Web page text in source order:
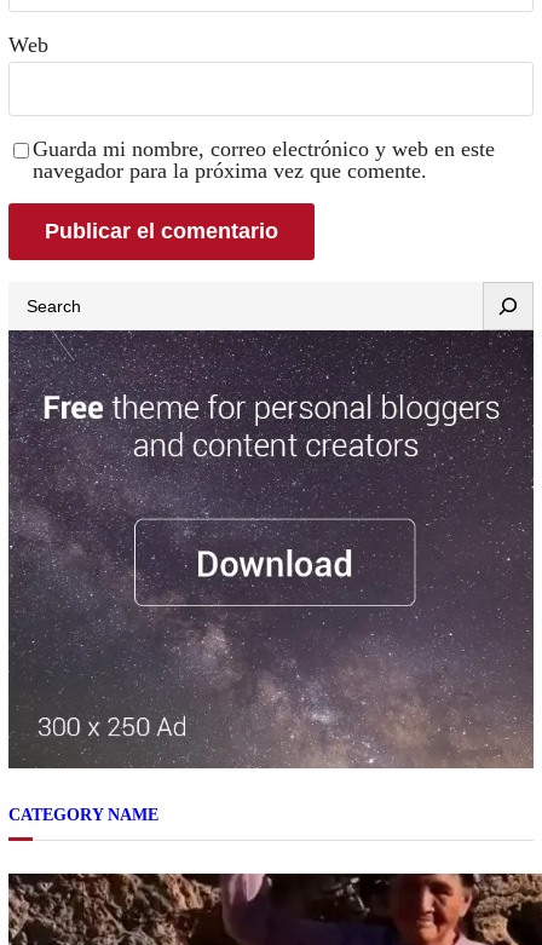
Web
Guarda mi nombre, correo electrónico y web en este
navegador para la próxima vez que comente.
CATEGORY NAME